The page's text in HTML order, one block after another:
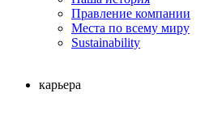
Правление компании
Места по всему миру
Sustainability
карьера